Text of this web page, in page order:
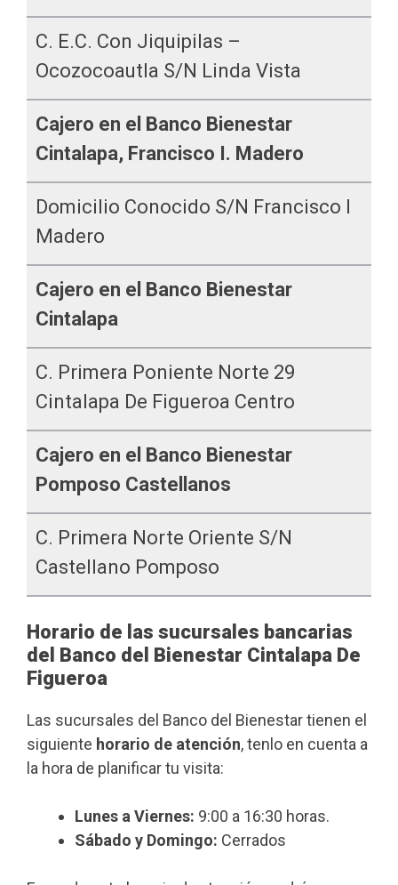
C. E.c. Con Jiquipilas –
Ocozocoautla S/n Linda Vista
Cajero en el Banco Bienestar
Cintalapa, Francisco I. Madero
Domicilio Conocido S/n Francisco I
Madero
Cajero en el Banco Bienestar
Cintalapa
C. Primera Poniente Norte 29
Cintalapa De Figueroa Centro
Cajero en el Banco Bienestar
Pomposo Castellanos
C. Primera Norte Oriente S/n
Castellano Pomposo
Horario de las sucursales bancarias
del Banco del Bienestar Cintalapa De
Figueroa
Las sucursales del Banco del Bienestar tienen el
siguiente horario de atención, tenlo en cuenta a
la hora de planificar tu visita:
Lunes a Viernes: 9:00 a 16:30 horas.
Sábado y Domingo: Cerrados